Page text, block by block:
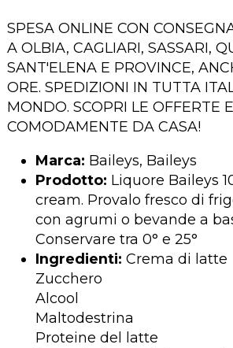
SPESA ONLINE CON
A OLBIA, CAGLIARI, SASSARI,
SANT'ELENA E PROVINCE,
ORE. SPEDIZIONI IN TUTTA
MONDO. SCOPRI LE OFFERTE
COMODAMENTE DA CASA!
Marca: Baileys, Baileys
Prodotto: Liquore Baileys
cream. Provalo fresco di
con agrumi o bevande a
Conservare tra 0° e 25°
Ingredienti: Crema di latte
Zucchero
Alcool
Maltodestrina
Proteine del latte